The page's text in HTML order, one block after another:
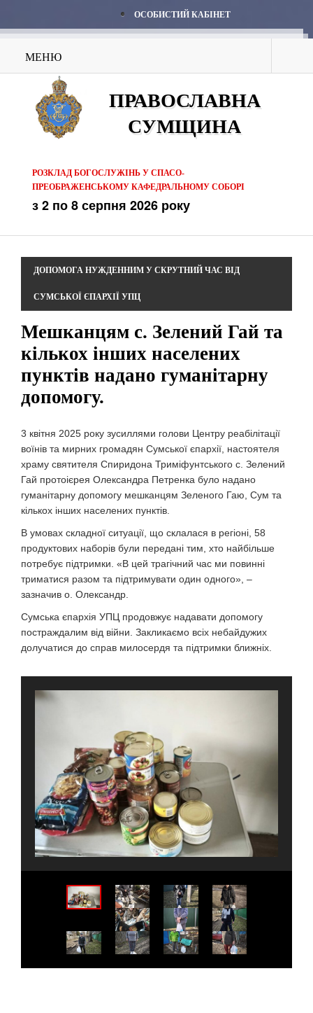
ОСОБИСТИЙ КАБІНЕТ
МЕНЮ
ПРАВОСЛАВНА
СУМЩИНА
РОЗКЛАД БОГОСЛУЖІНЬ У СПАСО-
ПРЕОБРАЖЕНСЬКОМУ КАФЕДРАЛЬНОМУ СОБОРІ
з 2 по 8 серпня 2026 року
ДОПОМОГА НУЖДЕННИМ У СКРУТНИЙ ЧАС ВІД
СУМСЬКОЇ ЄПАРХІЇ УПЦ
Мешканцям с. Зелений Гай та
кількох інших населених
пунктів надано гуманітарну
допомогу.
3 квітня 2025 року зусиллями голови Центру реабілітації
воїнів та мирних громадян Сумської єпархії, настоятеля
храму святителя Спиридона Триміфунтського с. Зелений
Гай протоієрея Олександра Петренка було надано
гуманітарну допомогу мешканцям Зеленого Гаю, Сум та
кількох інших населених пунктів.
В умовах складної ситуації, що склалася в регіоні, 58
продуктових наборів були передані тим, хто найбільше
потребує підтримки. «В цей трагічний час ми повинні
триматися разом та підтримувати один одного», –
зазначив о. Олександр.
Сумська єпархія УПЦ продовжує надавати допомогу
постраждалим від війни. Закликаємо всіх небайдужих
долучатися до справ милосердя та підтримки ближніх.